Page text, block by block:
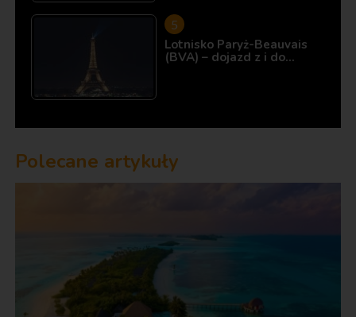
Lotnisko Paryż-Beauvais
(BVA) – dojazd z i do…
Polecane artykuły